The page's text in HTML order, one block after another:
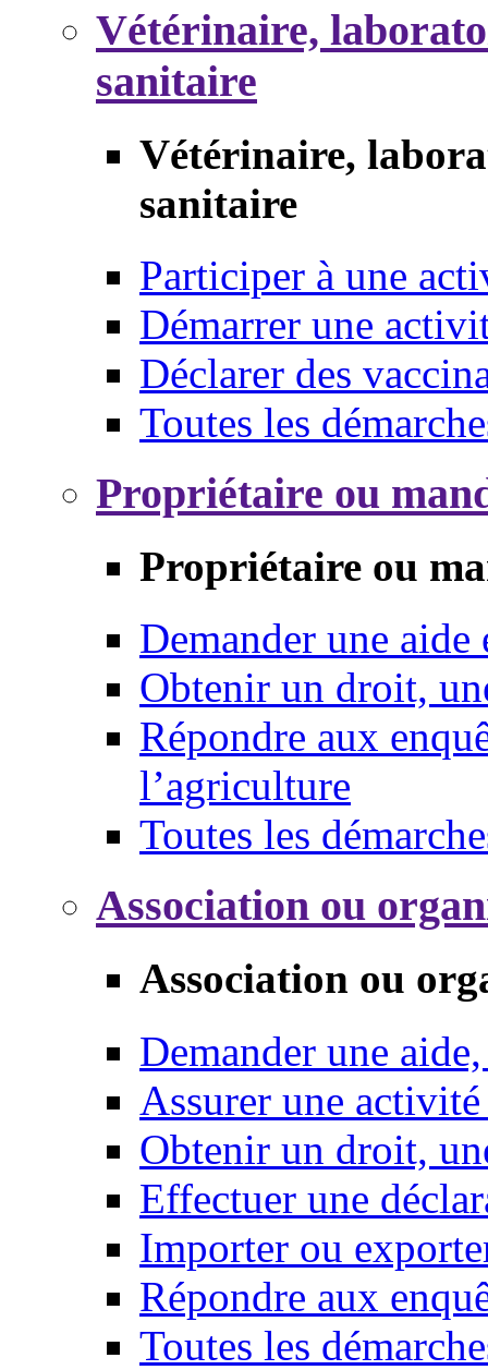
Vétérinaire,
sanitaire
Vétérinaire,
sanitaire
Participer à une
Démarrer une
Déclarer des
Toutes les
Propriétaire ou
Propriétaire ou
Demander une aide
Obtenir un droit,
Répondre aux
l’agriculture
Toutes les
Association ou
Association ou
Demander une
Assurer une
Obtenir un droit,
Effectuer une
Importer ou
Répondre aux
Toutes les